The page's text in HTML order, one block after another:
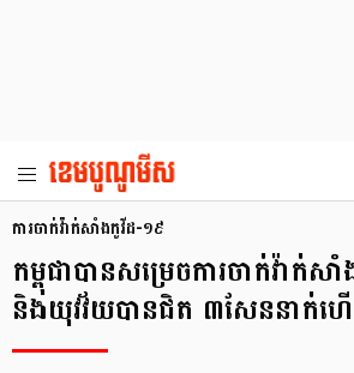
ការចាក់វ៉ាក់សាំងកូវីដ-១៩
កម្ពុជាបានសម្រេចការចាក់វ៉ាក់
និងយុវវ័យបានជិត ៣សែននាក់ហ